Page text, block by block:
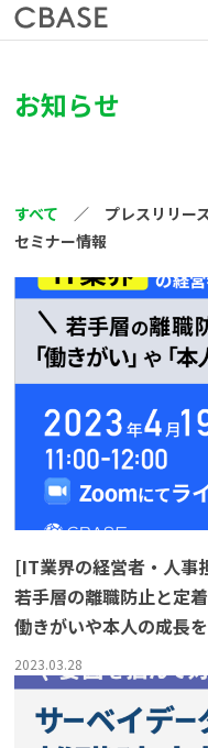
導入事例
HRコラム
会社情報
よくある質問
資料請求(無料)
お知らせ
すべて プレスリリー
セミナー情報
[IT業界の経営者・人事
若手層の離職防止と定
働きがいや本人の成長
2023.03.28